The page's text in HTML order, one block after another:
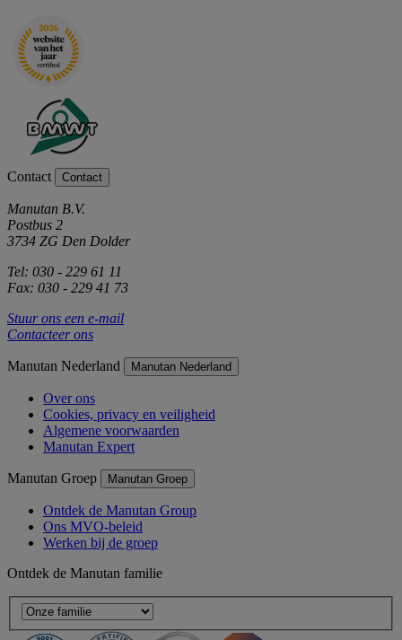
Contact Contact
Manutan B.V.
Postbus 2
3734 ZG Den Dolder
Tel: 030 - 229 61 11
Fax: 030 - 229 41 73
Stuur ons een e-mail
Contacteer ons
Manutan Nederland Manutan Nederland
Over ons
Cookies, privacy en veiligheid
Algemene voorwaarden
Manutan Expert
Manutan Groep Manutan Groep
Ontdek de Manutan Group
Ons MVO-beleid
Werken bij de groep
Ontdek de Manutan familie